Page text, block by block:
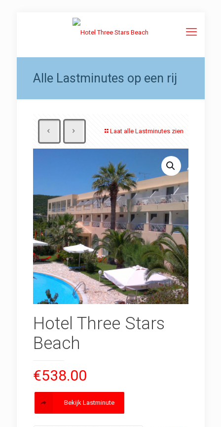
Alle Lastminutes op een rij
Laat alle Lastminutes zien
Hotel Three Stars
Beach
€538.00
Bekijk Lastminute